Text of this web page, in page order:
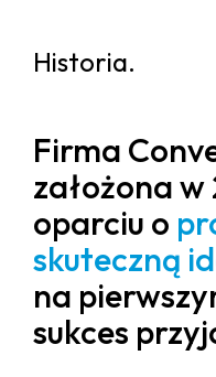
Historia.
Firma
założona w
oparciu o
skuteczną
na
sukces